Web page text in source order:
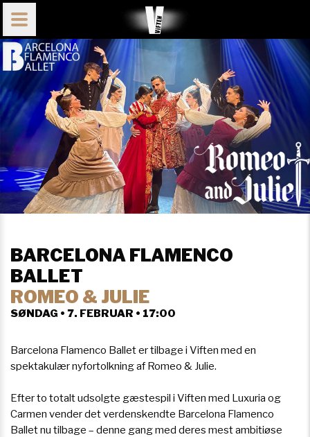
BARCELONA FLAMENCO
BALLET
ROMEO & JULIE
SØNDAG • 7. FEBRUAR • 17:00
Barcelona Flamenco Ballet er tilbage i Viften med en
spektakulær nyfortolkning af Romeo & Julie.
Efter to totalt udsolgte gæstespil i Viften med Luxuria og
Carmen vender det verdenskendte Barcelona Flamenco
Ballet nu tilbage – denne gang med deres mest ambitiøse